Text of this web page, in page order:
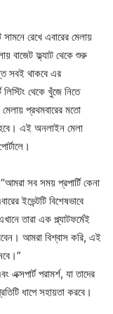
রেখে এবারের মেলায়
বাজেট ফ্ল্যাট থেকে শুরু
সবই থাকবে এর
থেকে খুঁজে নিতে
প্রথমবারের মতো
এই অনলাইন মেলা
সব সময় প্রপার্টি কেনা
ইভেন্টটি বিশেষভাবে
তারা এক প্ল্যাটফর্মেই
আমরা বিশ্বাস করি, এই
পরামর্শ, যা তাদের
ধাপে সহায়তা করবে।